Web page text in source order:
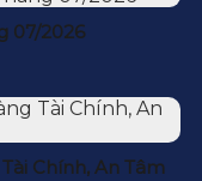
07/2026
Chính, An Tâm